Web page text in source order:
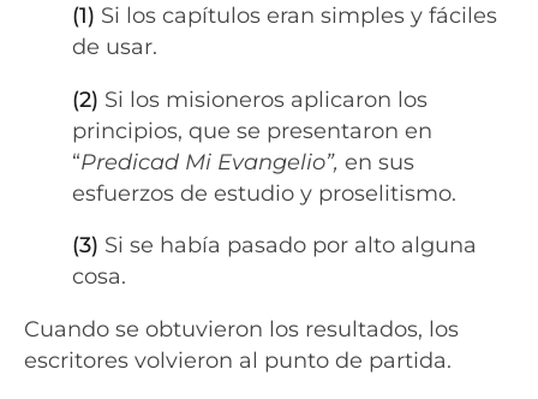
(1) Si los capítulos eran simples y fáciles
de usar.
(2) Si los misioneros aplicaron los
principios, que se presentaron en
“Predicad Mi Evangelio”, en sus
esfuerzos de estudio y proselitismo.
(3) Si se había pasado por alto alguna
cosa.
Cuando se obtuvieron los resultados, los
escritores volvieron al punto de partida.